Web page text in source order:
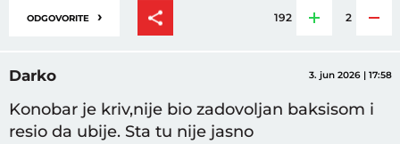
ODGOVORITE › 192 2
Darko 3. jun 2026 | 17:58
Konobar je kriv,nije bio zadovoljan baksisom i
resio da ubije. Sta tu nije jasno